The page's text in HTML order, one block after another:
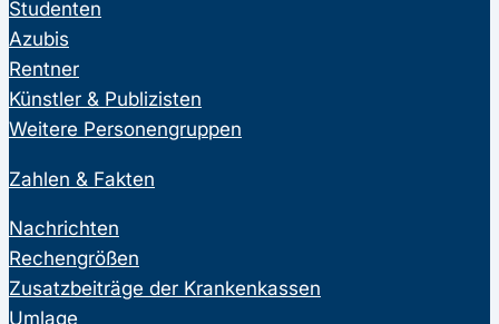
Studenten
Azubis
Rentner
Künstler & Publizisten
Weitere Personengruppen
Zahlen & Fakten
Nachrichten
Rechengrößen
Zusatzbeiträge der Krankenkassen
Umlage